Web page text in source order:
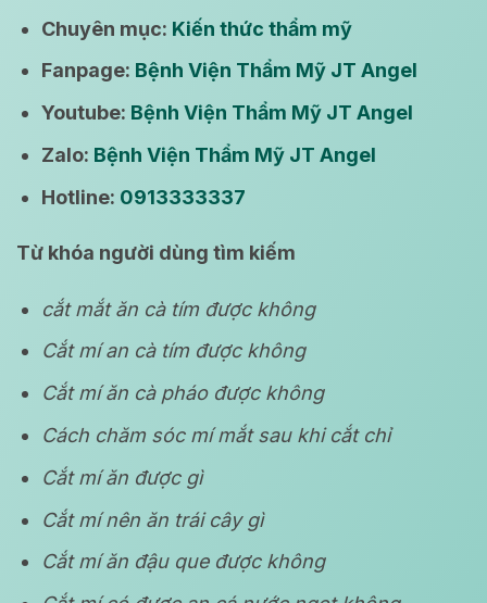
Chuyên mục: Kiến thức thẩm mỹ
Fanpage: Bệnh Viện Thẩm Mỹ JT Angel
Youtube: Bệnh Viện Thẩm Mỹ JT Angel
Zalo: Bệnh Viện Thẩm Mỹ JT Angel
Hotline: 0913333337
Từ khóa người dùng tìm kiếm
cắt mắt ăn cà tím được không
Cắt mí an cà tím được không
Cắt mí ăn cà pháo được không
Cách chăm sóc mí mắt sau khi cắt chỉ
Cắt mí ăn được gì
Cắt mí nên ăn trái cây gì
Cắt mí ăn đậu que được không